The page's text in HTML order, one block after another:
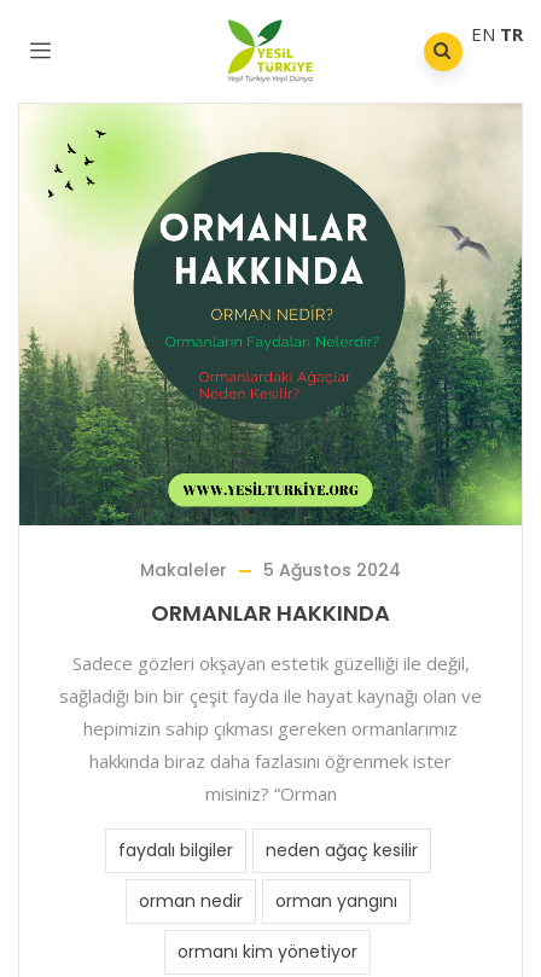
Makaleler 5 Ağustos 2024
ORMANLAR HAKKINDA
Sadece gözleri okşayan estetik güzelliği ile değil,
sağladığı bin bir çeşit fayda ile hayat kaynağı olan ve
hepimizin sahip çıkması gereken ormanlarımız
hakkında biraz daha fazlasını öğrenmek ister
misiniz? “Orman
faydalı bilgiler neden ağaç kesilir
orman nedir orman yangını
ormanı kim yönetiyor
EN TR